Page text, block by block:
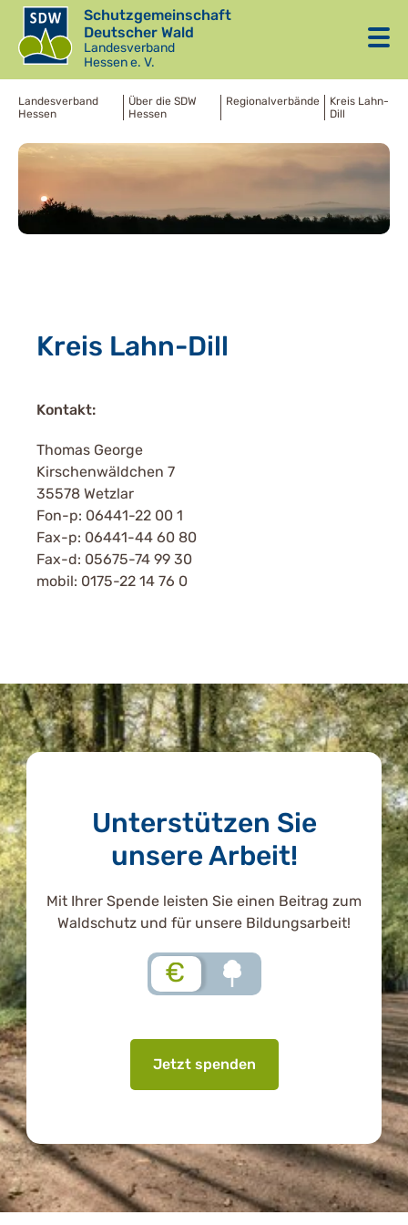
Schutzgemeinschaft
Deutscher Wald
Landesverband
Hessen e. V.
Landesverband
Hessen
Über die SDW
Hessen
Regionalverbände
Kreis Lahn-
Dill
Kreis Lahn-Dill
Kontakt:
Thomas George
Kirschenwäldchen 7
35578 Wetzlar
Fon-p: 06441-22 00 1
Fax-p: 06441-44 60 80
Fax-d: 05675-74 99 30
mobil: 0175-22 14 76 0
Unterstützen Sie
unsere Arbeit!
Mit Ihrer Spende leisten Sie einen Beitrag zum
Waldschutz und für unsere Bildungsarbeit!
€
Jetzt spenden